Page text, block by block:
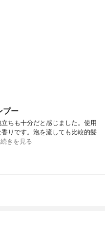
プー
ちも十分だと感じました。使用
りです。泡を流しても比較的髪
続きを見る